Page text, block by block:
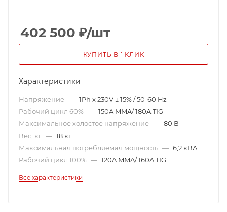
402 500 ₽/шт
КУПИТЬ В 1 КЛИК
Характеристики
Напряжение — 1Ph x 230V ± 15% / 50-60 Hz
Рабочий цикл 60% — 150A MMA/ 180A TIG
Максимальное холостое напряжение — 80 В
Вес, кг — 18 кг
Максимальная потребляемая мощность — 6,2 кВА
Рабочий цикл 100% — 120A MMA/ 160A TIG
Все характеристики